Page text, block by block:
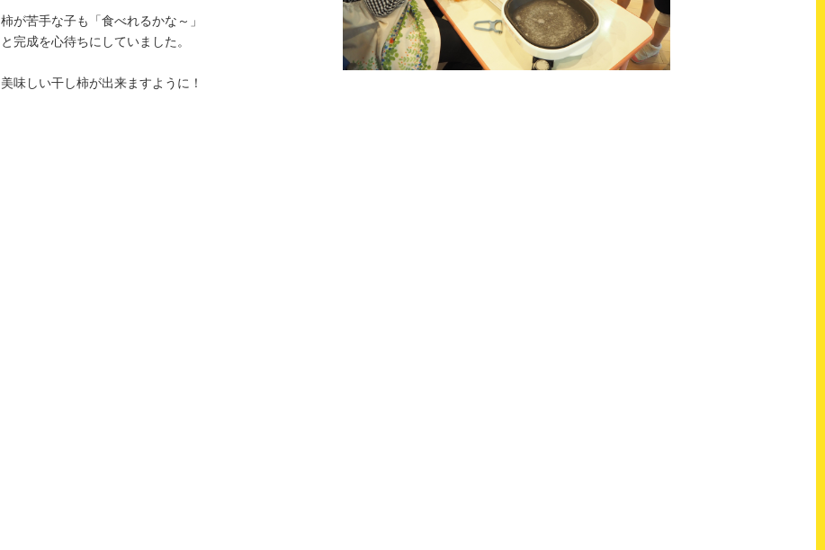
柿が苦手な子も「食べれるかな～」
と完成を心待ちにしていました。
美味しい干し柿が出来ますように！